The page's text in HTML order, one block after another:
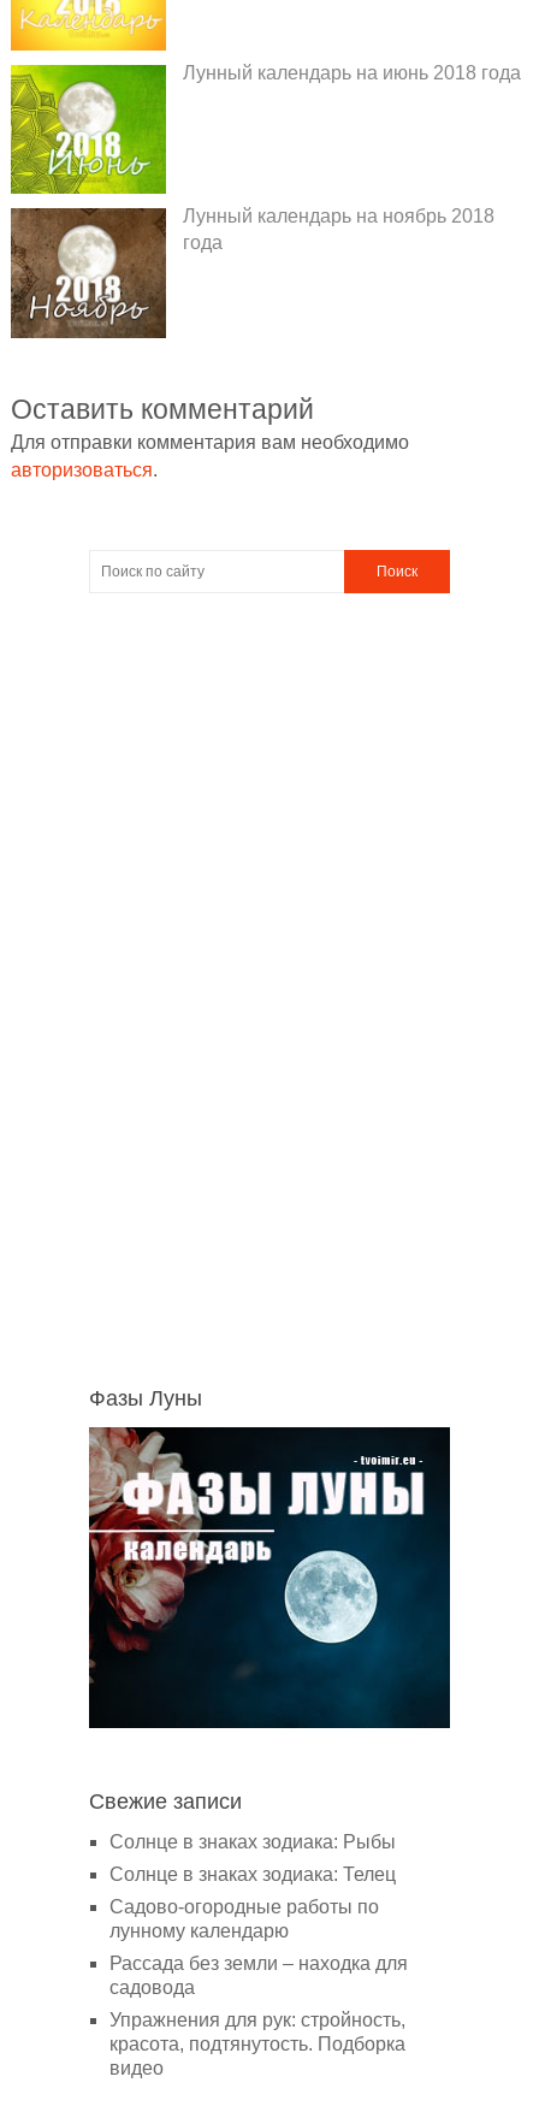
Лунный календарь на июнь 2018 года
Лунный календарь на ноябрь 2018
года
Оставить комментарий
Для отправки комментария вам необходимо
авторизоваться.
Фазы Луны
Свежие записи
Солнце в знаках зодиака: Рыбы
Солнце в знаках зодиака: Телец
Садово-огородные работы по
лунному календарю
Рассада без земли – находка для
садовода
Упражнения для рук: стройность,
красота, подтянутость. Подборка
видео